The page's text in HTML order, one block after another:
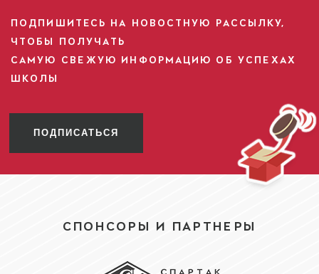
ПОДПИШИТЕСЬ НА НОВОСТНУЮ РАССЫЛКУ,
ЧТОБЫ ПОЛУЧАТЬ
САМУЮ СВЕЖУЮ ИНФОРМАЦИЮ ОБ УСПЕХАХ
ШКОЛЫ
ПОДПИСАТЬСЯ
СПОНСОРЫ И ПАРТНЕРЫ